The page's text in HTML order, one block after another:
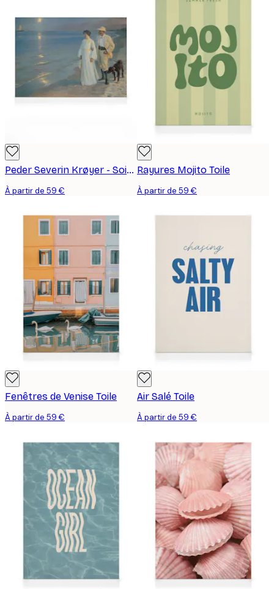
Peder Severin Krøyer - Soirée d'été sur la plage de Skagen Toile
À partir de 59 €
Rayures Mojito Toile
À partir de 59 €
Fenêtres de Venise Toile
À partir de 59 €
Air Salé Toile
À partir de 59 €